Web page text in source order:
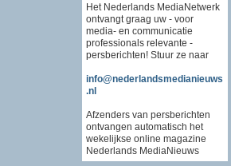
Het Nederlands MediaNetwerk
ontvangt graag uw - voor
media- en communicatie
professionals relevante -
persberichten! Stuur ze naar
info@nederlandsmedianieuws
.nl
Afzenders van persberichten
ontvangen automatisch het
wekelijkse online magazine
Nederlands MediaNieuws